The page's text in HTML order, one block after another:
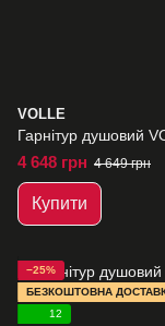
VOLLE
Гарнітур душовий
4 648 грн 4 649 грн
Купити
−25%
БЕЗКОШТОВНА
12